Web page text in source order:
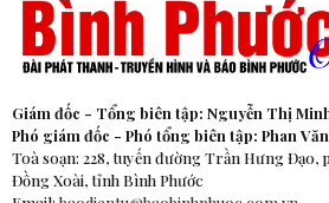
Giám đốc - Tổng biên tập: Nguyễn Thị
Phó giám đốc - Phó tổng biên tập: Phan
Toà soạn: 228, tuyến đường Trần Hưng Đạo,
Đồng Xoài, tỉnh Bình Phước